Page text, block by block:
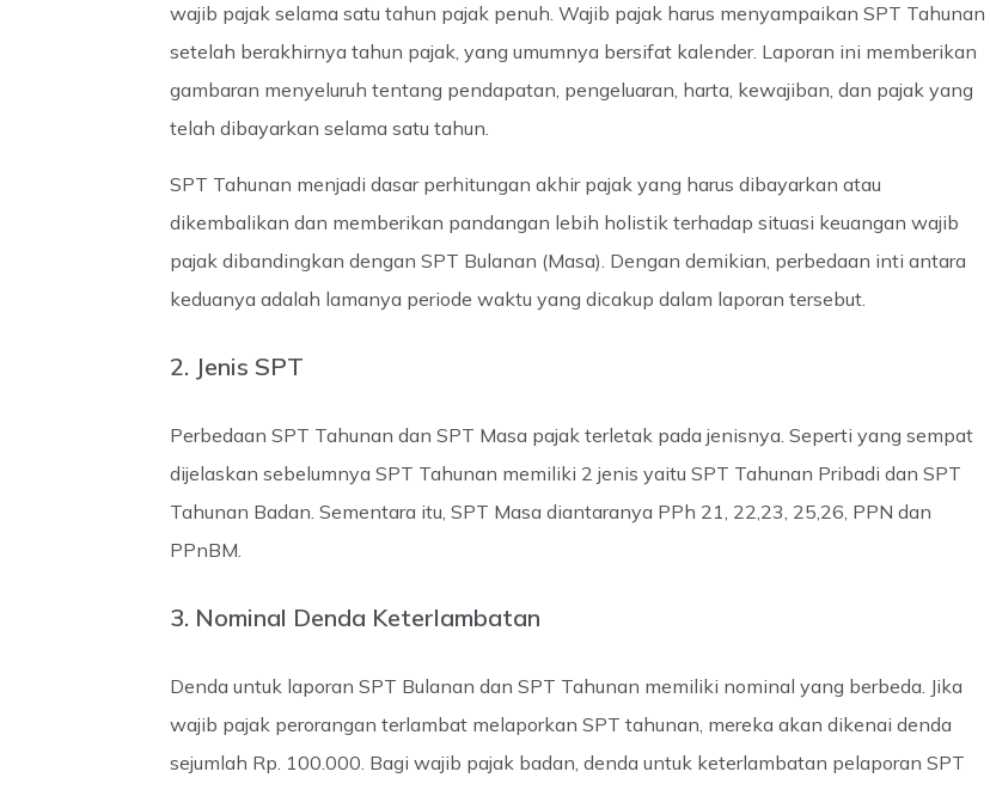
wajib pajak selama satu tahun pajak penuh. Wajib pajak harus menyampaikan SPT Tahunan
setelah berakhirnya tahun pajak, yang umumnya bersifat kalender. Laporan ini memberikan
gambaran menyeluruh tentang pendapatan, pengeluaran, harta, kewajiban, dan pajak yang
telah dibayarkan selama satu tahun.
SPT Tahunan menjadi dasar perhitungan akhir pajak yang harus dibayarkan atau
dikembalikan dan memberikan pandangan lebih holistik terhadap situasi keuangan wajib
pajak dibandingkan dengan SPT Bulanan (Masa). Dengan demikian, perbedaan inti antara
keduanya adalah lamanya periode waktu yang dicakup dalam laporan tersebut.
2. Jenis SPT
Perbedaan SPT Tahunan dan SPT Masa pajak terletak pada jenisnya. Seperti yang sempat
dijelaskan sebelumnya SPT Tahunan memiliki 2 jenis yaitu SPT Tahunan Pribadi dan SPT
Tahunan Badan. Sementara itu, SPT Masa diantaranya PPh 21, 22,23, 25,26, PPN dan
PPnBM.
3. Nominal Denda Keterlambatan
Denda untuk laporan SPT Bulanan dan SPT Tahunan memiliki nominal yang berbeda. Jika
wajib pajak perorangan terlambat melaporkan SPT tahunan, mereka akan dikenai denda
sejumlah Rp. 100.000. Bagi wajib pajak badan, denda untuk keterlambatan pelaporan SPT